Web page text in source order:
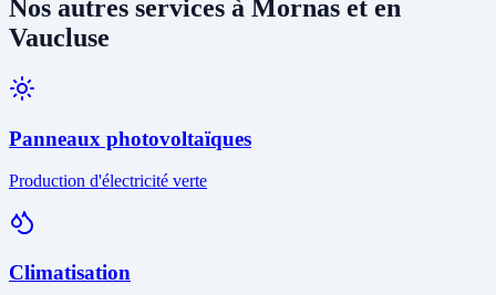
Nos autres services à Mornas et en
Vaucluse
Panneaux photovoltaïques
Production d'électricité verte
Climatisation